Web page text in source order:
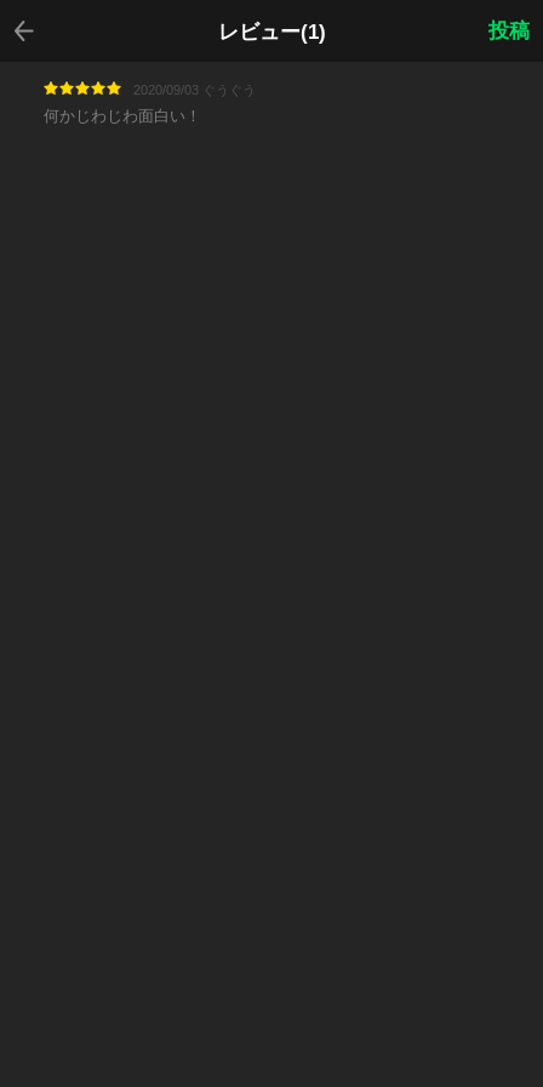
レビュー(1)
戻る
投稿
2020/09/03 ぐうぐう
何かじわじわ面白い！